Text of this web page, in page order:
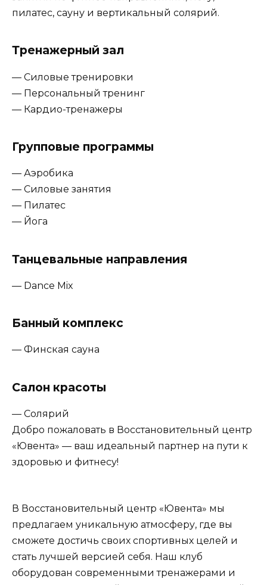
пилатес, сауну и вертикальный солярий.
Тренажерный зал
— Силовые тренировки
— Персональный тренинг
— Кардио-тренажеры
Групповые программы
— Аэробика
— Силовые занятия
— Пилатес
— Йога
Танцевальные направления
— Dance Mix
Банный комплекс
— Финская сауна
Салон красоты
— Солярий
Добро пожаловать в Восстановительный центр
«Ювента» — ваш идеальный партнер на пути к
здоровью и фитнесу!
В Восстановительный центр «Ювента» мы
предлагаем уникальную атмосферу, где вы
сможете достичь своих спортивных целей и
стать лучшей версией себя. Наш клуб
оборудован современными тренажерами и